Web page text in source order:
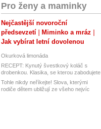
Pro ženy a maminky
Nejčastější novoroční
předsevzetí
Miminko a mráz
Jak vybírat letní dovolenou
Okurková limonáda
RECEPT: Kynutý švestkový koláč s
drobenkou. Klasika, se kterou zabodujete
Tohle nikdy neříkejte! Slova, kterými
rodiče dětem ubližují ze všeho nejvíc